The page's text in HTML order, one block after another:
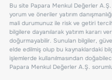
Bu site Papara Menkul Değerler A.Ş.
yorum ve öneriler yatırım
mali durumunuz ile risk ve getiri
bilgilere dayanılarak yatırım kararı
doğurmayabilir. Sunulan bilgiler,
elde edilmiş olup bu kaynaklardaki
işlemlerde kullanılmasından
Papara Menkul Değerler A.Ş.